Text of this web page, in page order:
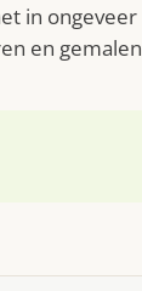
in ongeveer
en gemalen